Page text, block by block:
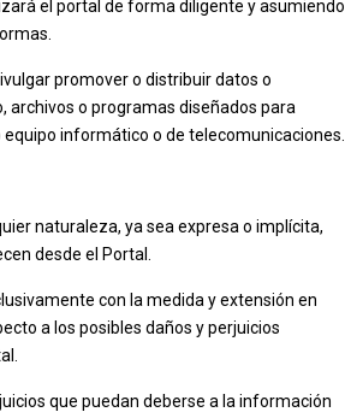
el portal de forma diligente y asumiendo
promover o distribuir datos o
o programas diseñados para
informático o de telecomunicaciones.
naturaleza, ya sea expresa o implícita,
desde el Portal.
con la medida y extensión en
a los posibles daños y perjuicios
que puedan deberse a la información